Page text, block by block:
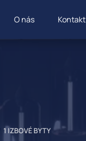
O nás Kontakt
1 IZBOVÉ BYTY